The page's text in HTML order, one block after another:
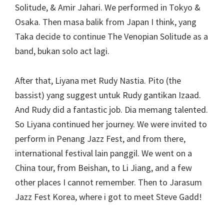
Solitude, & Amir Jahari. We performed in Tokyo &
Osaka. Then masa balik from Japan I think, yang
Taka decide to continue The Venopian Solitude as a
band, bukan solo act lagi.
After that, Liyana met Rudy Nastia. Pito (the
bassist) yang suggest untuk Rudy gantikan Izaad.
And Rudy did a fantastic job. Dia memang talented.
So Liyana continued her journey. We were invited to
perform in Penang Jazz Fest, and from there,
international festival lain panggil. We went on a
China tour, from Beishan, to Li Jiang, and a few
other places I cannot remember. Then to Jarasum
Jazz Fest Korea, where i got to meet Steve Gadd!